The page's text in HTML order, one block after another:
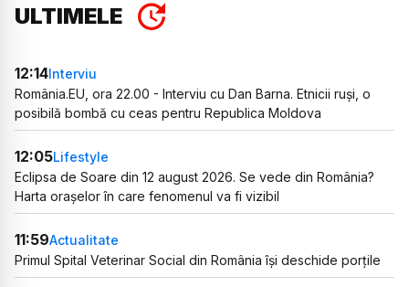
ULTIMELE
12:14Interviu
România.EU, ora 22.00 - Interviu cu Dan Barna. Etnicii ruși, o
posibilă bombă cu ceas pentru Republica Moldova
12:05Lifestyle
Eclipsa de Soare din 12 august 2026. Se vede din România?
Harta orașelor în care fenomenul va fi vizibil
11:59Actualitate
Primul Spital Veterinar Social din România își deschide porțile